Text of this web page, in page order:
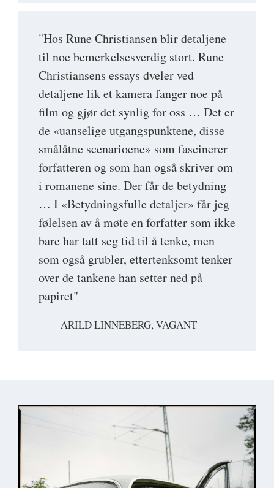
"Hos Rune Christiansen blir detaljene
til noe bemerkelsesverdig stort. Rune
Christiansens essays dveler ved
detaljene lik et kamera fanger noe på
film og gjør det synlig for oss … Det er
de «uanselige utgangspunktene, disse
smålåtne scenarioene» som fascinerer
forfatteren og som han også skriver om
i romanene sine. Der får de betydning
… I «Betydningsfulle detaljer» får jeg
følelsen av å møte en forfatter som ikke
bare har tatt seg tid til å tenke, men
som også grubler, ettertenksomt tenker
over de tankene han setter ned på
papiret"
ARILD LINNEBERG, VAGANT